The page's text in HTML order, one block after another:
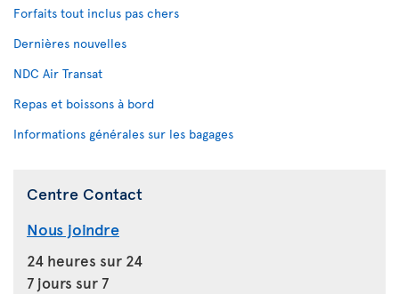
Forfaits tout inclus pas chers
Dernières nouvelles
NDC Air Transat
Repas et boissons à bord
Informations générales sur les bagages
Centre Contact
Nous joindre
24 heures sur 24
7 jours sur 7